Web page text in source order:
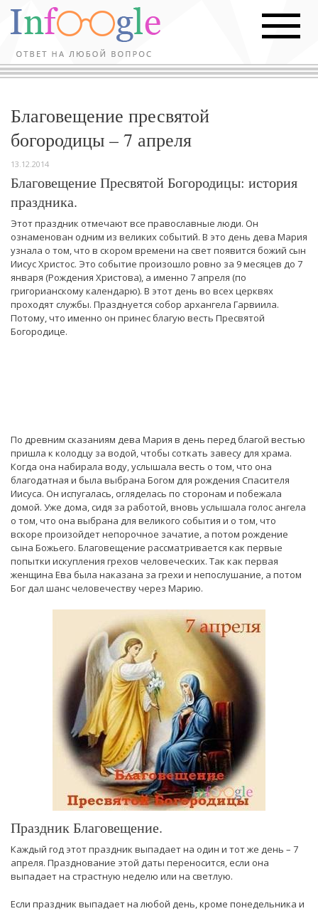
Благовещение пресвятой
богородицы – 7 апреля
13.12.2014
Благовещение Пресвятой Богородицы: история
праздника.
Этот праздник отмечают все православные люди. Он
ознаменован одним из великих событий. В это день дева Мария
узнала о том, что в скором времени на свет появится божий сын
Иисус Христос. Это событие произошло ровно за 9 месяцев до 7
января (Рождения Христова), а именно 7 апреля (по
григорианскому календарю). В этот день во всех церквях
проходят службы. Празднуется собор архангела Гарвиила.
Потому, что именно он принес благую весть Пресвятой
Богородице.
По древним сказаниям дева Мария в день перед благой вестью
пришла к колодцу за водой, чтобы соткать завесу для храма.
Когда она набирала воду, услышала весть о том, что она
благодатная и была выбрана Богом для рождения Спасителя
Иисуса. Он испугалась, огляделась по сторонам и побежала
домой. Уже дома, сидя за работой, вновь услышала голос ангела
о том, что она выбрана для великого события и о том, что
вскоре произойдет непорочное зачатие, а потом рождение
сына Божьего. Благовещение рассматривается как первые
попытки искупления грехов человеческих. Так как первая
женщина Ева была наказана за грехи и непослушание, а потом
Бог дал шанс человечеству через Марию.
Праздник Благовещение.
Каждый год этот праздник выпадает на один и тот же день – 7
апреля. Празднование этой даты переносится, если она
выпадает на страстную неделю или на светлую.
Если праздник выпадает на любой день, кроме понедельника и